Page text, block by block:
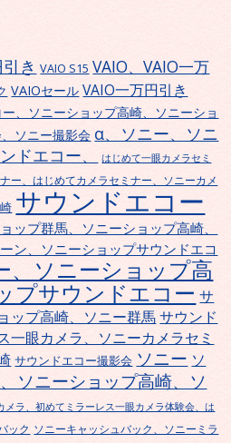
き VAIO S15 VAIO、VAIO一万
VAIOセール VAIO一万円引き
、ソニーショップ高崎、ソニーショ
ソニー撮影会 α、ソニー、ソニ
ドエコー、
はじめて一眼カメラセミ
ー、はじめてカメラセミナー、ソニーカメ
サウンドエコー
ップ群馬、ソニーショップ高崎、
ン、ソニーショップサウンドエコ
、ソニーショップ高
プサウンドエコー サ
ップ高崎、ソニー群馬 サウンド
一眼カメラ、ソニーカメラセミ
サウンドエコー撮影会 ソニー ソ
ソニーショップ高崎、ソ
メラ、初めてミラーレス一眼カメラ体験会、は
ック ソニーキャッシュバック、ソニーミラ